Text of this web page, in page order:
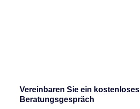
Vereinbaren Sie ein kostenloses
Beratungsgespräch